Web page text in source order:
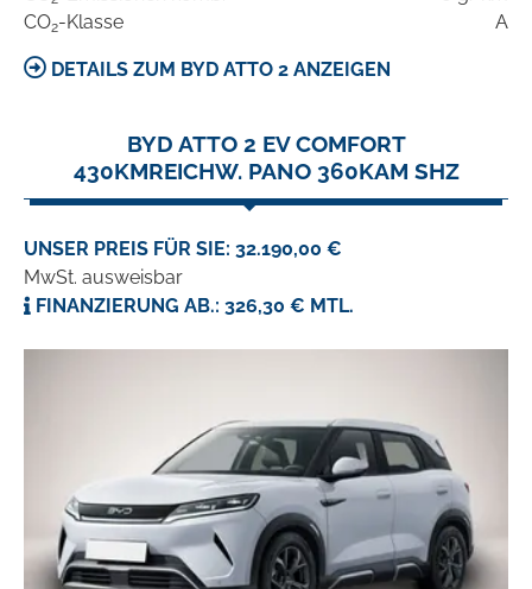
CO2-Klasse A
DETAILS ZUM BYD ATTO 2 ANZEIGEN
BYD ATTO 2 EV COMFORT
430KMREICHW. PANO 360KAM SHZ
UNSER PREIS FÜR SIE: 32.190,00 €
MwSt. ausweisbar
FINANZIERUNG AB.: 326,30 € MTL.